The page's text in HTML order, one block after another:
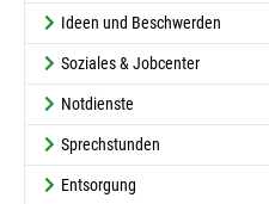
Ideen und Beschwerden
Soziales & Jobcenter
Notdienste
Sprechstunden
Entsorgung